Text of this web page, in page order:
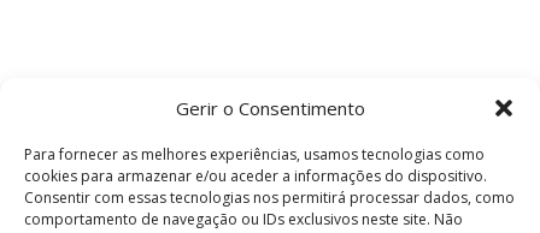
Gerir o Consentimento
Para fornecer as melhores experiências, usamos tecnologias como
cookies para armazenar e/ou aceder a informações do dispositivo.
Consentir com essas tecnologias nos permitirá processar dados, como
comportamento de navegação ou IDs exclusivos neste site. Não